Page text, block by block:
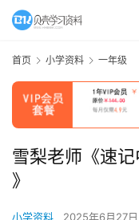
首页 小学资料 一年级
雪梨老师《速
》
小学资料 2025年6月27